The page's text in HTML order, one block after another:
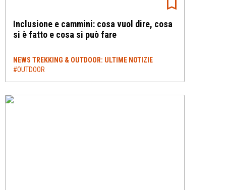
Inclusione e cammini: cosa vuol dire, cosa
si è fatto e cosa si può fare
NEWS TREKKING & OUTDOOR: ULTIME NOTIZIE
#OUTDOOR